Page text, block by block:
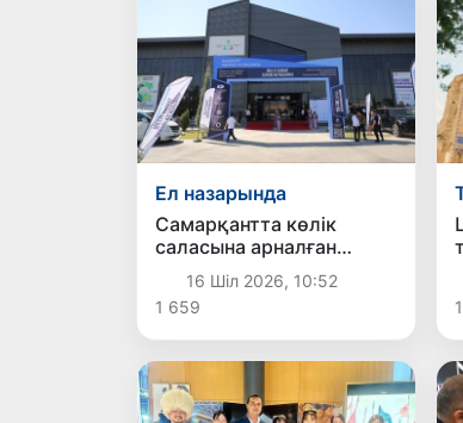
Ел назарында
Самарқантта көлік
саласына арналған
«Ұлттық өнеркәсіптік
тізбек» көрмесі өтуде
16 Шіл 2026, 10:52
1 659